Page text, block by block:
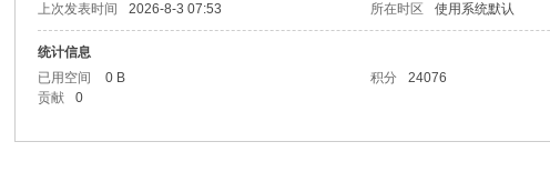
上次发表时间
2026-8-3 07:53 所在时区 使用系统默认
统计信息
已用空间
0 B 积分 24076
贡献
0